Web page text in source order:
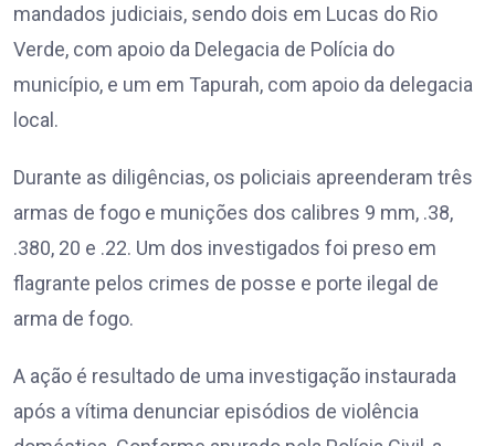
mandados judiciais, sendo dois em Lucas do Rio
Verde, com apoio da Delegacia de Polícia do
município, e um em Tapurah, com apoio da delegacia
local.
Durante as diligências, os policiais apreenderam três
armas de fogo e munições dos calibres 9 mm, .38,
.380, 20 e .22. Um dos investigados foi preso em
flagrante pelos crimes de posse e porte ilegal de
arma de fogo.
A ação é resultado de uma investigação instaurada
após a vítima denunciar episódios de violência